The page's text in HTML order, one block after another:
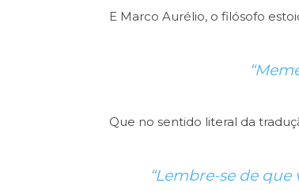
E Marco Aurélio, o filósofo
Que no sentido literal da
“Lembre-se de